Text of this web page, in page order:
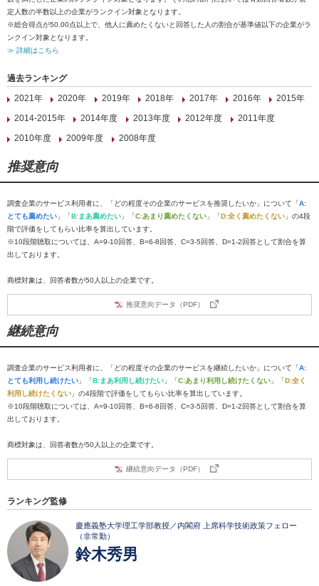
定人数の半数以上の企業がランクイン対象となります。
※総合得点が50.00点以上で、他人に薦めたくないと回答した人の割合が基準値以下の企業がラ
ンクイン対象となります。
≫ 詳細はこちら
過去ランキング
2021年
2020年 2019年 2018年 2017年 2016年
2015年
2014-2015年
2014年度 2013年度 2012年度
2011年度
2010年度
2009年度 2008年度
推奨意向
調査企業のサービス利用者に、「どの程度その企業のサービスを推奨したいか」について「A:
とても薦めたい 」「B:まあ薦めたい 」「C:あまり薦めたくない 」「D:全く薦めたくない 」の4段
階で評価をしてもらい比率を算出しています。
※10段階聴取については、A=9-10回答、B=6-8回答、C=3-5回答、D=1-2回答として割合を算
出しております。
商標対象は、回答者数が50人以上の企業です。
推奨意向データ（PDF）
継続意向
調査企業のサービス利用者に、「どの程度その企業のサービスを継続したいか」について「A:
とても利用し続けたい 」「B:まあ利用し続けたい 」「C:あまり利用し続けたくない 」「D:全く
利用し続けたくない 」の4段階で評価をしてもらい比率を算出しています。
※10段階聴取については、A=9-10回答、B=6-8回答、C=3-5回答、D=1-2回答として割合を算
出しております。
商標対象は、回答者数が50人以上の企業です。
継続意向データ（PDF）
ランキング監修
慶應義塾大学理工学部教授／内閣府 上席科学技術政策フェロー
（非常勤）
鈴木秀男